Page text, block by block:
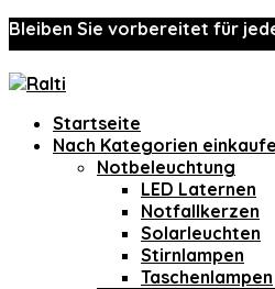
Bleiben Sie vorbereitet für
Startseite
Nach Kategorien
Notbeleuchtung
LED Laternen
Notfallkerzen
Solarleuchten
Stirnlampen
Taschenlampen